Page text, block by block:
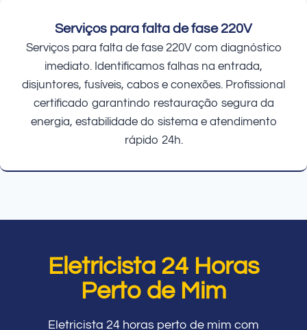
Serviços para falta de fase 220V
Serviços para falta de fase 220V com diagnóstico
imediato. Identificamos falhas na entrada,
disjuntores, fusíveis, cabos e conexões. Profissional
certificado garantindo restauração segura da
energia, estabilidade do sistema e atendimento
rápido 24h.
Eletricista 24 Horas
Perto de Mim
Eletricista 24 horas perto de mim com